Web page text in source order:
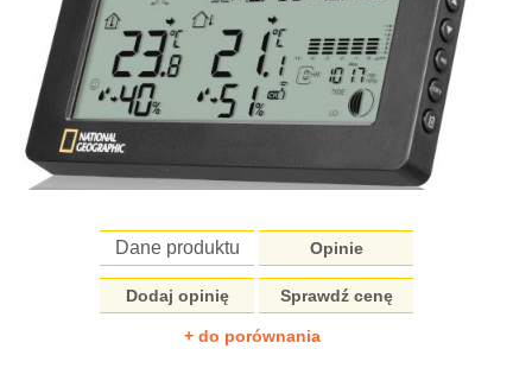
Dane produktu Opinie
Dodaj opinię Sprawdź cenę
+ do porównania